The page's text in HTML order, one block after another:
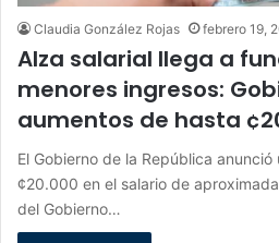
Claudia González Rojas febrero 19,
Alza salarial llega a
menores ingresos:
aumentos de hasta
El Gobierno de la República
¢20.000 en el salario de
del Gobierno…